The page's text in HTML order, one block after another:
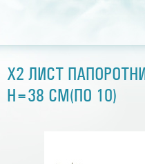
Х2 ЛИСТ
H=38 СМ(ПО 10)